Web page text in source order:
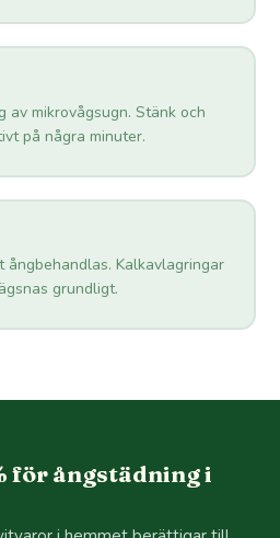
av mikrovågsugn. Stänk och
på några minuter.
ångbehandlas. Kalkavlagringar
grundligt.
för ångstädning i